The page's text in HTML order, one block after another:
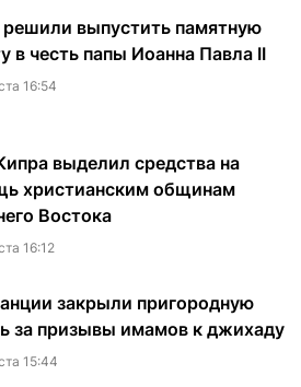
выпустить памятную
в честь папы Иоанна Павла II
16:54
выделил средства на
христианским общинам
Востока
16:12
закрыли пригородную
за призывы имамов к джихаду
15:44